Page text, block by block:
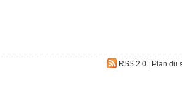
RSS 2.0| Plan du